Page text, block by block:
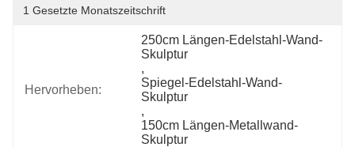
1 Gesetzte Monatszeitschrift
Hervorheben:
250cm Längen-Edelstahl-Wand-
Skulptur
,
Spiegel-Edelstahl-Wand-
Skulptur
,
150cm Längen-Metallwand-
Skulptur